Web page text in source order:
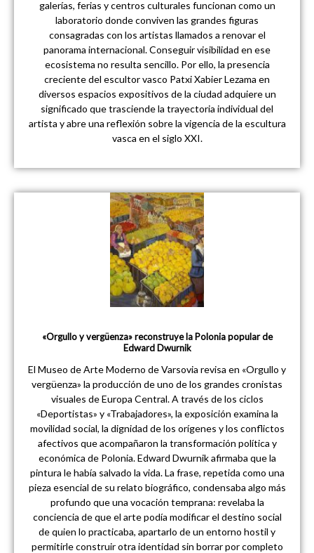
galerías, ferias y centros culturales funcionan como un
laboratorio donde conviven las grandes figuras
consagradas con los artistas llamados a renovar el
panorama internacional. Conseguir visibilidad en ese
ecosistema no resulta sencillo. Por ello, la presencia
creciente del escultor vasco Patxi Xabier Lezama en
diversos espacios expositivos de la ciudad adquiere un
significado que trasciende la trayectoria individual del
artista y abre una reflexión sobre la vigencia de la escultura
vasca en el siglo XXI.
«Orgullo y vergüenza» reconstruye la Polonia popular de
Edward Dwurnik
El Museo de Arte Moderno de Varsovia revisa en «Orgullo y
vergüenza» la producción de uno de los grandes cronistas
visuales de Europa Central. A través de los ciclos
«Deportistas» y «Trabajadores», la exposición examina la
movilidad social, la dignidad de los orígenes y los conflictos
afectivos que acompañaron la transformación política y
económica de Polonia. Edward Dwurnik afirmaba que la
pintura le había salvado la vida. La frase, repetida como una
pieza esencial de su relato biográfico, condensaba algo más
profundo que una vocación temprana: revelaba la
conciencia de que el arte podía modificar el destino social
de quien lo practicaba, apartarlo de un entorno hostil y
permitirle construir otra identidad sin borrar por completo